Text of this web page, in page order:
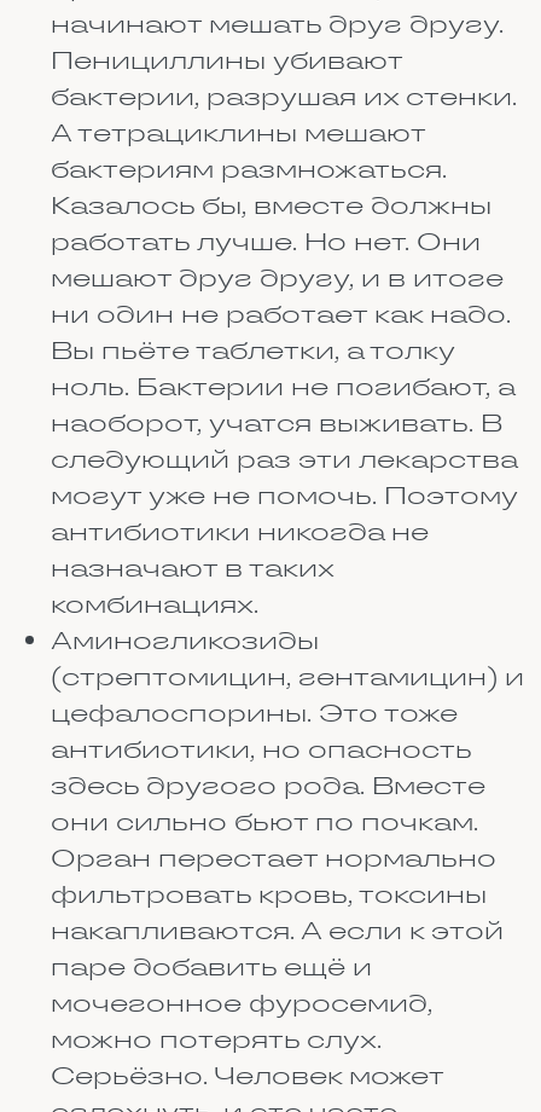
Поэтому их ответ — просто
общая информация, а не
инструкция к действию.
Пользоваться такими
сервисами нужно с умом.
Вводите не торговые имена
вроде «Но-шпа», а действующее
вещество, например
«дротаверин». Оно указано в
инструкции мелким шрифтом.
Тогда программа покажет, есть
ли конфликт и в чём он
проявляется.
КАК ЕДА ВЛИЯЕТ НА
ЛЕКАРСТВА
Многие даже не задумываются,
что завтрак, обед или ужин
могут изменить действие
таблетки. А зря. Еда меняет
кислотность в желудке, скорость
переваривания и активность
ферментов. Всё это влияет на
то, как быстро и насколько
полно лекарство всосётся в
кровь.
Если выпить таблетку на
голодный желудок, она обычно
действует быстрее. Это хорошо,
когда нужен немедленный
эффект. Но есть и минус:
некоторые лекарства
раздражают слизистую, и на
пустой желудок может
появиться боль или тошнота.